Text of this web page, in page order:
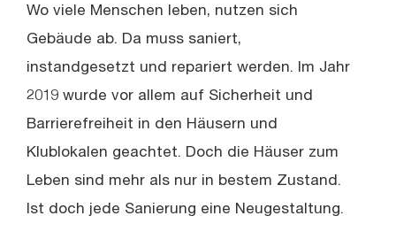
Wo viele Menschen leben, nutzen sich
Gebäude ab. Da muss saniert,
instandgesetzt und repariert werden. Im Jahr
2019 wurde vor allem auf Sicherheit und
Barrierefreiheit in den Häusern und
Klublokalen geachtet. Doch die Häuser zum
Leben sind mehr als nur in bestem Zustand.
Ist doch jede Sanierung eine Neugestaltung.